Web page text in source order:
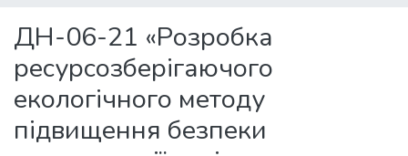
ДН-06-21 «Розробка
ресурсозберігаючого
екологічного методу
підвищення безпеки